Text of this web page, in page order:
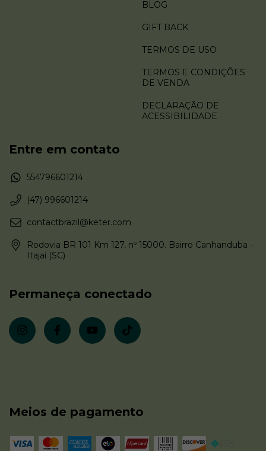
BLOG
GIFT BACK
TERMOS DE USO
TERMOS E CONDIÇÕES
DE VENDA
DECLARAÇÃO DE
ACESSIBILIDADE
Entre em contato
554796601214
(47) 996601214
contactbrazil@keter.com
Rodovia BR 101 Km 127, nº 15000. Bairro Canhanduba -
Itajaí (SC)
Permaneça conectado
Meios de pagamento